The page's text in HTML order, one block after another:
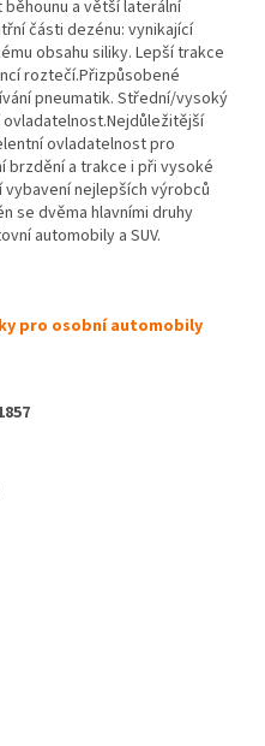
a větší laterální
části dezénu: vynikající
obsahu siliky. Lepší trakce
roztečí.Přizpůsobené
pneumatik. Střední/vysoký
ovladatelnost pro
brzdění a trakce i při vysoké
nejlepších výrobců
se dvěma hlavními druhy
automobily a SUV.
pro osobní automobily